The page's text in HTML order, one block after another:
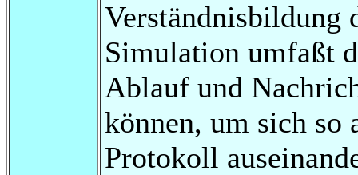
Verständnisbildung
Simulation umfaßt
Ablauf und
können, um sich so
Protokoll